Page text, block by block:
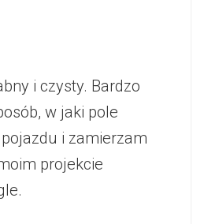
i czysty. Bardzo
w jaki pole
i zamierzam
projekcie